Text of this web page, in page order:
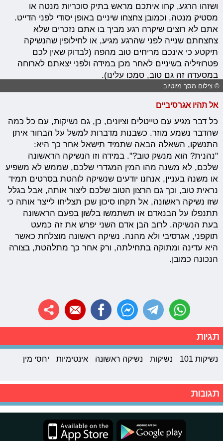
ושזהו הרגע, קחו איתכם מראש בתיק סוכריות מנטה או
מסטיק מנטה, וכמובן צחצחו שיניים באופן יסודי לפני הדייט.
אתם לא רוצים שיקרה רגע מביך בו אתם נזכרים שלא
צחצחתם שנייה לפני שהרגע מגיע, או לחילופין שהנשיקה
תיקטע כי אינכם מריחים טוב מהפה (לבדוק שאין לכם
פטרוזיליה בשיניים לאחר מכן במידה ולפני יצאתם לארוחה
במסעדה זה גם טוב, סמכו עלינו).
© צילום מסך מיוטיוב
אל תהיו אגרסיביים
כל דבר מגיע עם טייטלים וציונים, כן, גם נשיקות, עם כל כמה
שהדבר נשמע מוזר. כשבנות מדברות למשל על הבחור איתן
התנשקו, השאלה הבאה שתמיד תישאל אחר כך היא:
"נהנית? הוא מנשק טוב?". במידה וזו הנשיקה הראשונה
שלכם, לא משנה מהו המין המגדרי שלכם, שממש לא משפיע
או משנה בעניין, אנחנו יודעים שנשיקה לוהטת בסרטים תמיד
נראית טוב, וכך גם הרצון הטוב שלכם ליצור אותה, אבל בגלל
שזו נשיקה ראשונה, אל תקחו סיכון שכן תצליחו לייצר אותה כי
תתנפלו על הבנאדם או תשתמשו בלשון בפעם הראשונה
בעת הנשיקה. לרוב הבן אדם השני יפרש את זה כמעט
תוקפני, אגרסיבי ולא מהנה. נשיקה ראשונה מוצלחת כאשר
היא עדינה ומתוקה בתחילתה, ורק אחר כך מתלהטת, בצורה
הנכונה כמובן.
תגיות
נשיקות 101 נשיקות נשיקה ראשונה אינטימיות יחסי מין
תגובות